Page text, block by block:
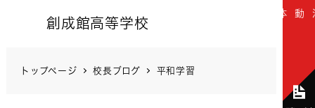
創成館高等学校
トップページ 校長ブログ 平和学習